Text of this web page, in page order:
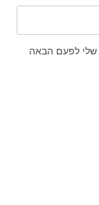
שלי לפעם הבאה